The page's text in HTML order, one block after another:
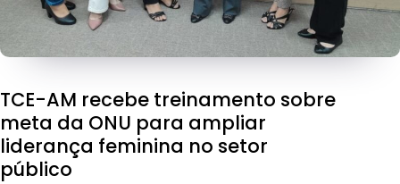
TCE-AM recebe treinamento sobre
meta da ONU para ampliar
liderança feminina no setor
público